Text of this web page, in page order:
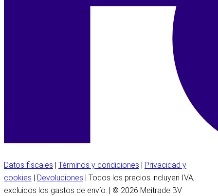
Datos fiscales Términos y condiciones
Privacidad y
cookies
Devoluciones | Todos los precios incluyen IVA,
excluidos los gastos de envío. | © 2026 Meitrade BV